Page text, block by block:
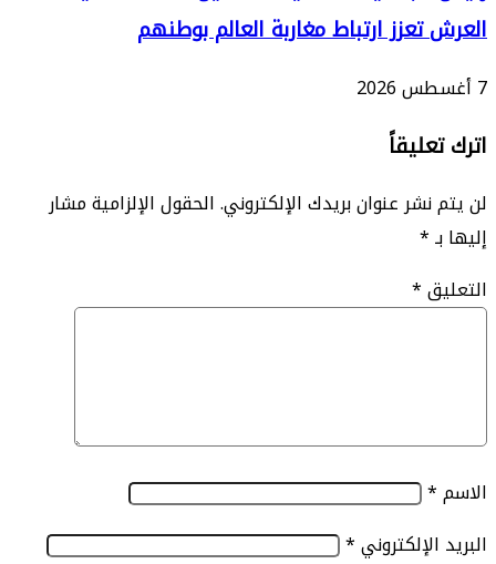
ارتباط مغاربة العالم بوطنهم
عنوان بريدك الإلكتروني.الحقول الإلزامية مشار
*
*
*